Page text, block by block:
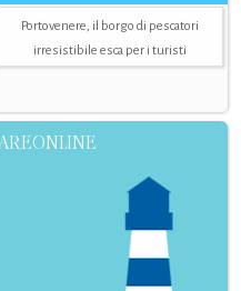
Portovenere, il borgo di pescatori
irresistibile esca per i turisti